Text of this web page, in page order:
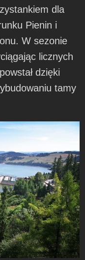
dla
Pienin i
W sezonie
licznych
dzięki
tamy